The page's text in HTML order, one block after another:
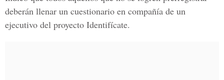
deberán llenar un cuestionario en compañía de un
ejecutivo del proyecto Identifícate.